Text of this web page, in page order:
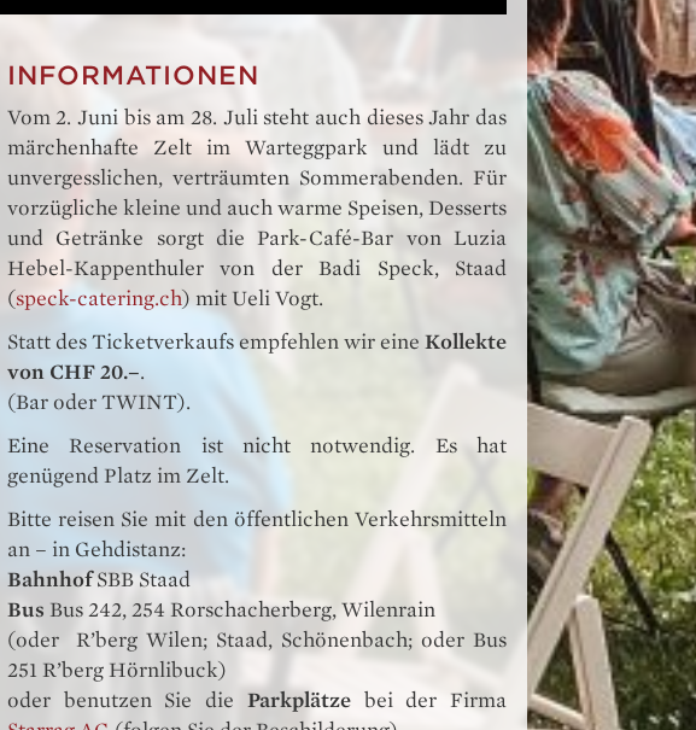
INFORMATIONEN
Vom 2. Juni bis am 28. Juli steht auch dieses Jahr das
märchenhafte Zelt im Warteggpark und lädt zu
unvergesslichen, verträumten Sommerabenden. Für
vorzügliche kleine und auch warme Speisen, Desserts
und Getränke sorgt die Park-Café-Bar von Luzia
Hebel-Kappenthuler von der Badi Speck, Staad
(speck-catering.ch) mit Ueli Vogt.
Statt des Ticketverkaufs empfehlen wir eine Kollekte
von CHF 20.–.
(Bar oder TWINT).
Eine Reservation ist nicht notwendig. Es hat
genügend Platz im Zelt.
Bitte reisen Sie mit den öffentlichen Verkehrsmitteln
an – in Gehdistanz:
BahnhofSBB Staad
Bus Bus 242, 254 Rorschacherberg, Wilenrain
(oder R’berg Wilen; Staad, Schönenbach; oder Bus
251 R’berg Hörnlibuck)
oder benutzen Sie die Parkplätzebei der Firma